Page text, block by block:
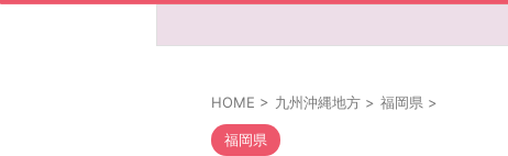
HOME > 九州沖縄地方 > 福岡県 >
福岡県